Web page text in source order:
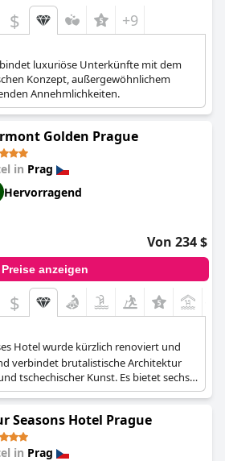
$ +9
luxuriöse Unterkünfte mit dem
Konzept, außergewöhnlichem
Annehmlichkeiten.
Golden Prague
in Prag
Hervorragend
Von 234 $
Preise anzeigen
$
Hotel wurde kürzlich renoviert und
verbindet brutalistische Architektur
tschechischer Kunst. Es bietet sechs
darunter ein Dachrestaurant
1400 m² großes Spa mit
Dampfbad und das exklusive
mit privatem Check-in und Zugang zur
Seasons Hotel Prague
in Prag